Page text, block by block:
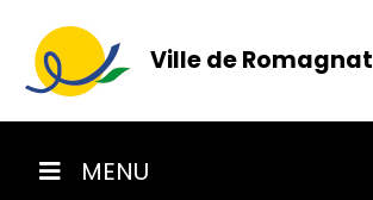
Ville de Romagnat
MENU